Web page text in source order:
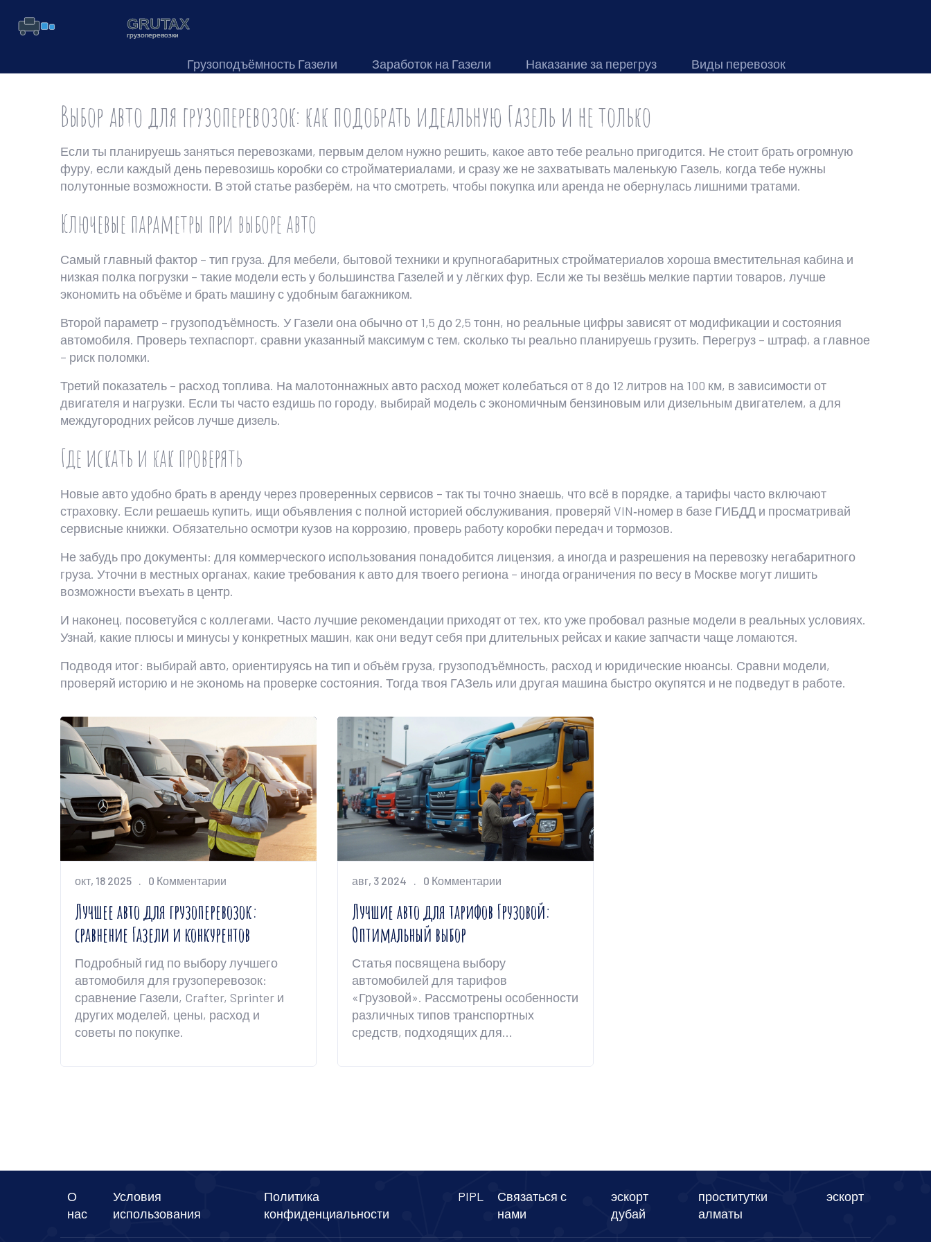
Грузоподъёмность Газели Заработок на Газели Наказание за перегруз Виды перевозок
Выбор авто для грузоперевозок: как подобрать идеальную Газель и не только
Если ты планируешь заняться перевозками, первым делом нужно решить, какое авто тебе реально пригодится. Не стоит брать огромную
фуру, если каждый день перевозишь коробки со стройматериалами, и сразу же не захватывать маленькую Газель, когда тебе нужны
полутонные возможности. В этой статье разберём, на что смотреть, чтобы покупка или аренда не обернулась лишними тратами.
Ключевые параметры при выборе авто
Самый главный фактор – тип груза. Для мебели, бытовой техники и крупногабаритных стройматериалов хороша вместительная кабина и
низкая полка погрузки – такие модели есть у большинства Газелей и у лёгких фур. Если же ты везёшь мелкие партии товаров, лучше
экономить на объёме и брать машину с удобным багажником.
Второй параметр – грузоподъёмность. У Газели она обычно от 1,5 до 2,5 тонн, но реальные цифры зависят от модификации и состояния
автомобиля. Проверь техпаспорт, сравни указанный максимум с тем, сколько ты реально планируешь грузить. Перегруз – штраф, а главное
– риск поломки.
Третий показатель – расход топлива. На малотоннажных авто расход может колебаться от 8 до 12 литров на 100 км, в зависимости от
двигателя и нагрузки. Если ты часто ездишь по городу, выбирай модель с экономичным бензиновым или дизельным двигателем, а для
междугородних рейсов лучше дизель.
Где искать и как проверять
Новые авто удобно брать в аренду через проверенных сервисов – так ты точно знаешь, что всё в порядке, а тарифы часто включают
страховку. Если решаешь купить, ищи объявления с полной историей обслуживания, проверяй VIN‑номер в базе ГИБДД и просматривай
сервисные книжки. Обязательно осмотри кузов на коррозию, проверь работу коробки передач и тормозов.
Не забудь про документы: для коммерческого использования понадобится лицензия, а иногда и разрешения на перевозку негабаритного
груза. Уточни в местных органах, какие требования к авто для твоего региона – иногда ограничения по весу в Москве могут лишить
возможности въехать в центр.
И наконец, посоветуйся с коллегами. Часто лучшие рекомендации приходят от тех, кто уже пробовал разные модели в реальных условиях.
Узнай, какие плюсы и минусы у конкретных машин, как они ведут себя при длительных рейсах и какие запчасти чаще ломаются.
Подводя итог: выбирай авто, ориентируясь на тип и объём груза, грузоподъёмность, расход и юридические нюансы. Сравни модели,
проверяй историю и не экономь на проверке состояния. Тогда твоя ГАЗель или другая машина быстро окупятся и не подведут в работе.
окт, 18 2025 0 Комментарии
Лучшее авто для грузоперевозок:
сравнение Газели и конкурентов
Подробный гид по выбору лучшего
автомобиля для грузоперевозок:
сравнение Газели, Crafter, Sprinter и
других моделей, цены, расход и
советы по покупке.
авг, 3 2024 0 Комментарии
Лучшие авто для тарифов Грузовой:
Оптимальный выбор
Статья посвящена выбору
автомобилей для тарифов
«Грузовой». Рассмотрены особенности
различных типов транспортных
средств, подходящих для
информация о лучших моделях и их
О
нас
Условия
использования
Политика
конфиденциальности
PIPL
Связаться с
нами
эскорт
дубай
проститутки
алматы
эскорт